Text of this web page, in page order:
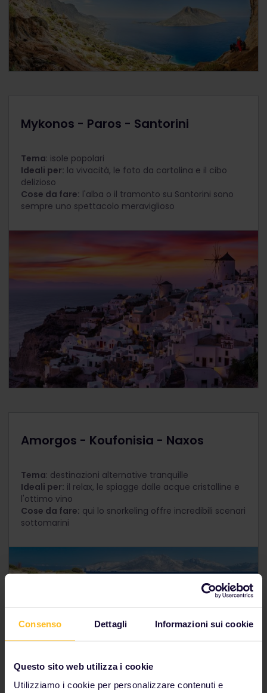
Consenso Dettagli Informazioni sui cookie
Questo sito web utilizza i cookie
Utilizziamo i cookie per personalizzare contenuti e
Mykonos - Paros - Santorini
Tema: isole popolari
Ideali per: la vivacità, le foto da cartolina e il cibo
delizioso
Cose da fare: l'alba o il tramonto su Santorini sono
sempre uno spettacolo meraviglioso
Amorgos - Koufonisia - Naxos
Tema: destinazioni alternative tranquille
Ideali per: il relax, le spiagge dalle acque cristalline e
l'ottimo vino
Cose da fare: qui lo snorkeling offre incredibili scenari
sottomarini